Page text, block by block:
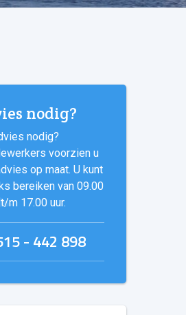
nodig?
nodig?
voorzien u
op maat. U kunt
bereiken van 09.00
m 17.00 uur.
- 442 898